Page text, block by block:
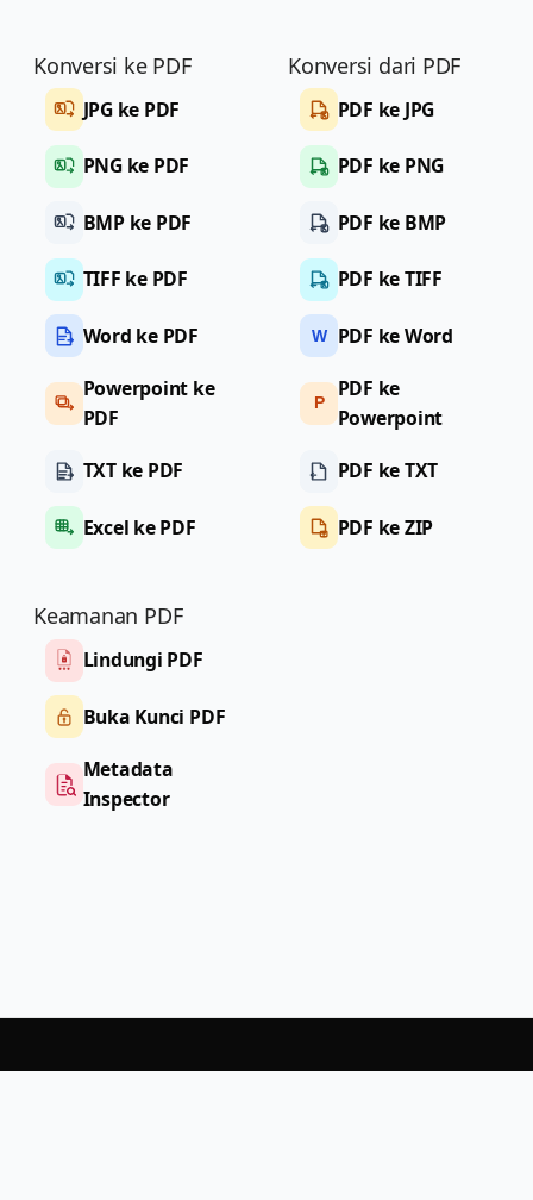
Konversi ke PDF
JPG ke PDF
PNG ke PDF
BMP ke PDF
TIFF ke PDF
Word ke PDF
Powerpoint ke
PDF
TXT ke PDF
Excel ke PDF
Konversi dari PDF
PDF ke JPG
PDF ke PNG
PDF ke BMP
PDF ke TIFF
W PDF ke Word
P
PDF ke
Powerpoint
PDF ke TXT
PDF ke ZIP
Keamanan PDF
Lindungi PDF
Buka Kunci PDF
Metadata
Inspector